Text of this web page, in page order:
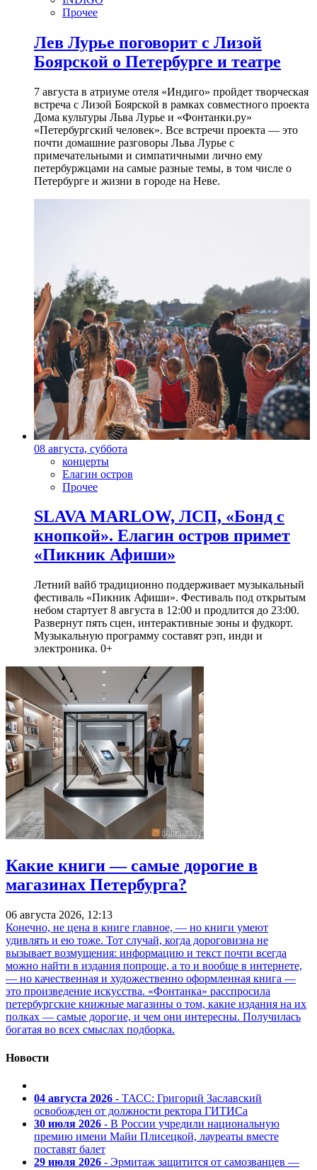
Прочее
Лев Лурье поговорит с Лизой
Боярской о Петербурге и театре
7 августа в атриуме отеля «Индиго» пройдет творческая
встреча с Лизой Боярской в рамках совместного проекта
Дома культуры Льва Лурье и «Фонтанки.ру»
«Петербургский человек». Все встречи проекта — это
почти домашние разговоры Льва Лурье с
примечательными и симпатичными лично ему
петербуржцами на самые разные темы, в том числе о
Петербурге и жизни в городе на Неве.
08 августа, суббота
концерты
Елагин остров
Прочее
SLAVA MARLOW, ЛСП, «Бонд с
кнопкой». Елагин остров примет
«Пикник Афиши»
Летний вайб традиционно поддерживает музыкальный
фестиваль «Пикник Афиши». Фестиваль под открытым
небом стартует 8 августа в 12:00 и продлится до 23:00.
Развернут пять сцен, интерактивные зоны и фудкорт.
Музыкальную программу составят рэп, инди и
электроника. 0+
Какие книги — самые дорогие в
магазинах Петербурга?
06 августа 2026, 12:13
Конечно, не цена в книге главное, — но книги умеют
удивлять и ею тоже. Тот случай, когда дороговизна не
вызывает возмущения: информацию и текст почти всегда
можно найти в издания попроще, а то и вообще в интернете,
— но качественная и художественно оформленная книга —
это произведение искусства. «Фонтанка» расспросила
петербургские книжные магазины о том, какие издания на их
полках — самые дорогие, и чем они интересны. Получилась
богатая во всех смыслах подборка.
Новости
04 августа 2026 - ТАСС: Григорий Заславский
освобожден от должности ректора ГИТИСа
30 июля 2026 - В России учредили национальную
премию имени Майи Плисецкой, лауреаты вместе
поставят балет
29 июля 2026 - Эрмитаж защитится от самозванцев —